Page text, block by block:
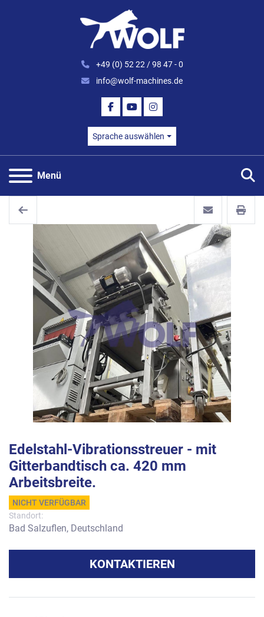
+49 (0) 52 22 / 98 47 - 0
info@wolf-machines.de
FACEBOOK
YOUTUBEINSTAGRAM
Sprache auswählen
Menü
Edelstahl-Vibrationsstreuer - mit
Gitterbandtisch ca. 420 mm
Arbeitsbreite.
NICHT VERFÜGBAR
Standort:
Bad Salzuflen, Deutschland
KONTAKTIEREN